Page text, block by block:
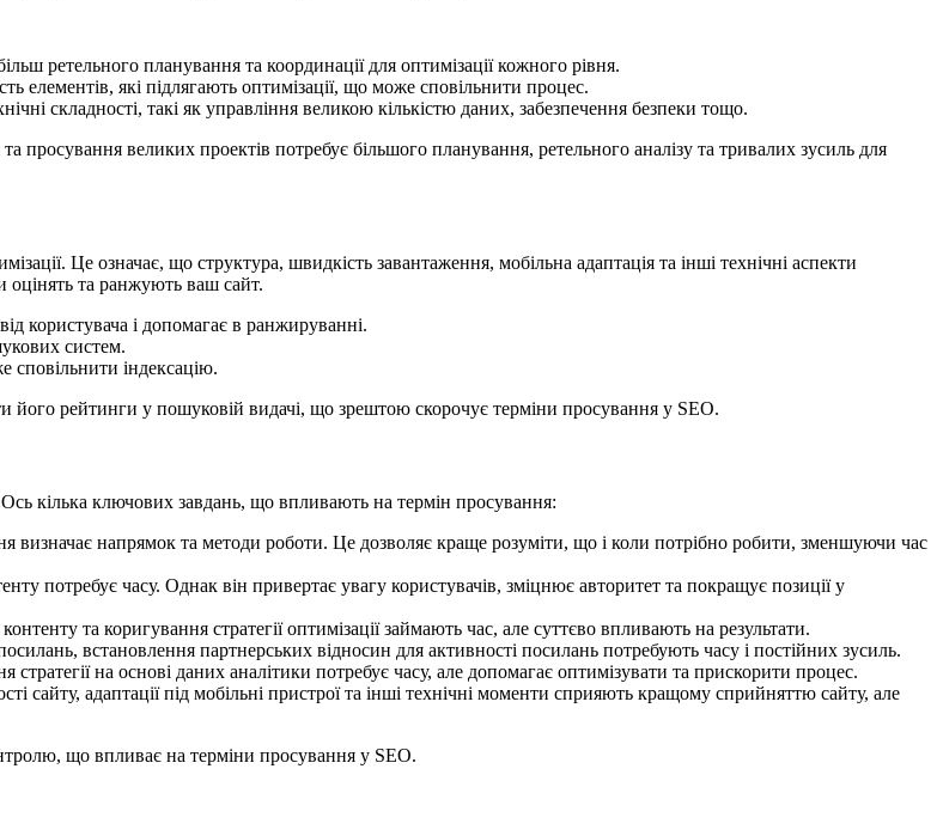
ретельного планування та координації для оптимізації кожного рівня.
елементів, які підлягають оптимізації, що може сповільнити процес.
складності, такі як управління великою кількістю даних, забезпечення безпеки тощо.
просування великих проектів потребує більшого планування, ретельного аналізу та тривалих зусиль для
Це означає, що структура, швидкість завантаження, мобільна адаптація та інші технічні аспекти
оцінять та ранжують ваш сайт.
користувача і допомагає в ранжируванні.
систем.
сповільнити індексацію.
рейтинги у пошуковій видачі, що зрештою скорочує терміни просування у SEO.
кілька ключових завдань, що впливають на термін просування:
визначає напрямок та методи роботи. Це дозволяє краще розуміти, що і коли потрібно робити, зменшуючи час
потребує часу. Однак він привертає увагу користувачів, зміцнює авторитет та покращує позиції у
та коригування стратегії оптимізації займають час, але суттєво впливають на результати.
встановлення партнерських відносин для активності посилань потребують часу і постійних зусиль.
стратегії на основі даних аналітики потребує часу, але допомагає оптимізувати та прискорити процес.
сайту, адаптації під мобільні пристрої та інші технічні моменти сприяють кращому сприйняттю сайту, але
що впливає на терміни просування у SEO.